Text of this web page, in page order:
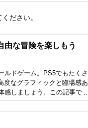
ださい。
由な冒険を楽しもう
ルドゲーム。PS5でもたくさ
度なグラフィックと臨場感あ
感しましょう。この記事で